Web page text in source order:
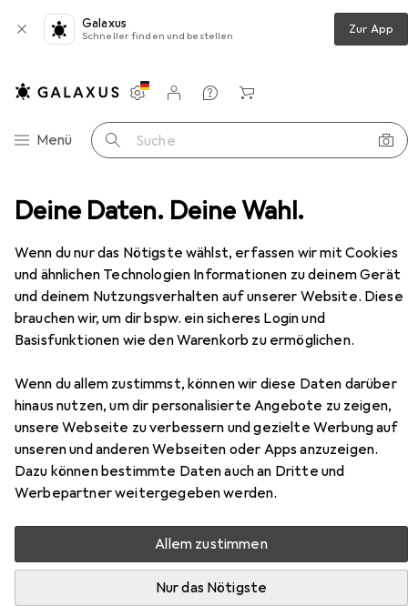
Deine Daten. Deine Wahl.
Wenn du nur das Nötigste wählst, erfassen wir mit Cookies
und ähnlichen Technologien Informationen zu deinem Gerät
und deinem Nutzungsverhalten auf unserer Website. Diese
brauchen wir, um dir bspw. ein sicheres Login und
Basisfunktionen wie den Warenkorb zu ermöglichen.
Wenn du allem zustimmst, können wir diese Daten darüber
hinaus nutzen, um dir personalisierte Angebote zu zeigen,
unsere Webseite zu verbessern und gezielte Werbung auf
unseren und anderen Webseiten oder Apps anzuzeigen.
Dazu können bestimmte Daten auch an Dritte und
Werbepartner weitergegeben werden.
Allem zustimmen
Nur das Nötigste
Galaxus
Schneller finden und bestellen Zur App
Navigation nach Kategorien
Menü Suche
Einstellungen
Kundenkonto
Vergleichslisten
Merklisten
Warenkorb
Teppich Snapstyle Cottage Hochflor Teppich
EUR
59,90
SnapstyleCottage Hochflor Teppich
Zubehör für Snapstyle Cottage
Hochflor Teppich
Hier findest du passendes Zubehör zum Produkt
Snapstyle Cottage Hochflor Teppich aus den Kategorien
Nassreiniger Zubehör, Reinigungsmittel und Waschmittel